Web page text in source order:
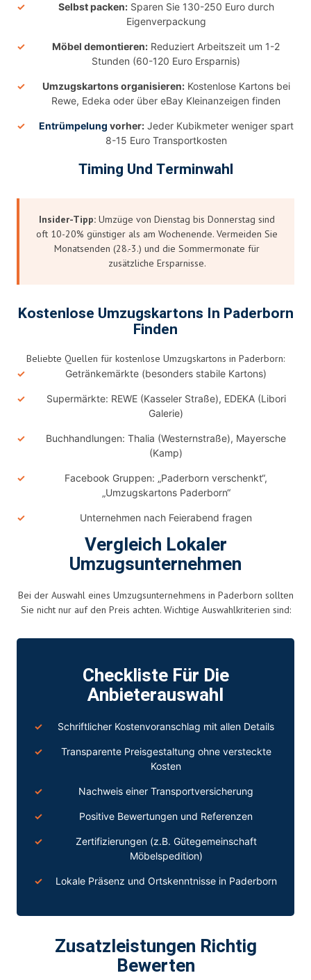
Selbst packen:Sparen Sie 130-250 Euro durch
Eigenverpackung
Möbel demontieren: Reduziert Arbeitszeit um 1-2
Stunden (60-120 Euro Ersparnis)
Umzugskartons organisieren:Kostenlose Kartons bei
Rewe, Edeka oder über eBay Kleinanzeigen finden
Entrümpelung vorher:Jeder Kubikmeter weniger spart
8-15 Euro Transportkosten
Timing Und Terminwahl
Insider-Tipp: Umzüge von Dienstag bis Donnerstag sind
oft 10-20% günstiger als am Wochenende. Vermeiden Sie
Monatsenden (28.-3.) und die Sommermonate für
zusätzliche Ersparnisse.
Kostenlose Umzugskartons In Paderborn
Finden
Beliebte Quellen für kostenlose Umzugskartons in Paderborn:
Getränkemärkte (besonders stabile Kartons)
Supermärkte: REWE (Kasseler Straße), EDEKA (Libori
Galerie)
Buchhandlungen: Thalia (Westernstraße), Mayersche
(Kamp)
Facebook Gruppen: „Paderborn verschenkt“,
„Umzugskartons Paderborn“
Unternehmen nach Feierabend fragen
Vergleich Lokaler
Umzugsunternehmen
Bei der Auswahl eines Umzugsunternehmens in Paderborn sollten
Sie nicht nur auf den Preis achten. Wichtige Auswahlkriterien sind:
Checkliste Für Die
Anbieterauswahl
Schriftlicher Kostenvoranschlag mit allen Details
Transparente Preisgestaltung ohne versteckte
Kosten
Nachweis einer Transportversicherung
Positive Bewertungen und Referenzen
Zertifizierungen (z.B. Gütegemeinschaft
Möbelspedition)
Lokale Präsenz und Ortskenntnisse in Paderborn
Zusatzleistungen Richtig
Bewerten